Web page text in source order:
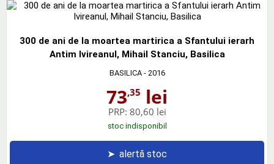
300 de ani de la moartea martirica a Sfantului ierarh
Antim Ivireanul, Mihail Stanciu, Basilica
BASILICA- 2016
73,35 lei
PRP: 80,60 lei
stoc indisponibil
➤ alertă stoc